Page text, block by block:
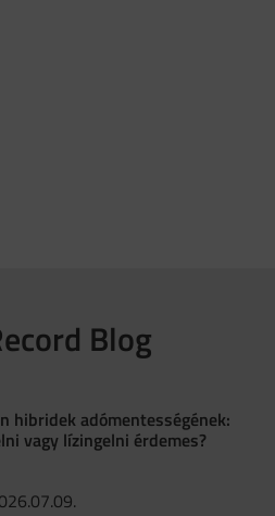
Blog
hibridek adómentességének:
vagy lízingelni érdemes?